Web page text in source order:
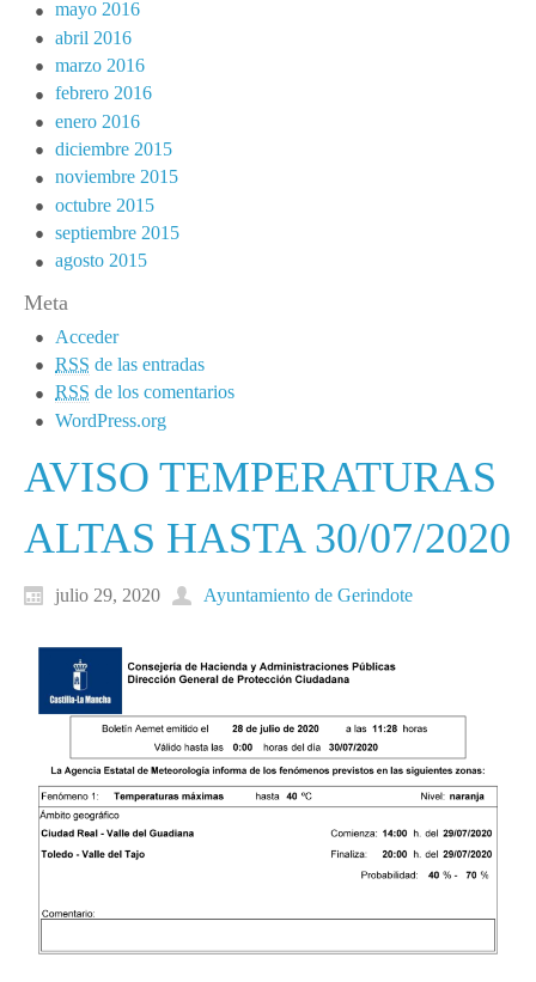
mayo 2016
abril 2016
marzo 2016
febrero 2016
enero 2016
diciembre 2015
noviembre 2015
octubre 2015
septiembre 2015
agosto 2015
Meta
Acceder
RSS de las entradas
RSS de los comentarios
WordPress.org
AVISO TEMPERATURAS
ALTAS HASTA 30/07/2020
julio 29, 2020 Ayuntamiento de Gerindote